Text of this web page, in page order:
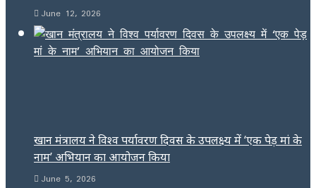
June 12, 2026
खान मंत्रालय ने विश्व पर्यावरण दिवस के उपलक्ष्य में ‘एक पेड़ मां के
नाम’ अभियान का आयोजन किया
June 5, 2026